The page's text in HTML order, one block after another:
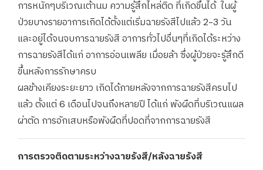
การหนักๆบริเวณเต้านม ความรู้สึกไหล่ติด ที่เกิดขึ้นได้ ในผู้
ป่วยบางรายอาการเกิดได้ตั้งแต่เริ่มฉายรังสีไปแล้ว 2-3 วัน
และอยู่ได้จนจบการฉายรังสี อาการทั่วไปอื่นๆที่เกิดได้ระหว่าง
การฉายรังสีได้แก่ อาการอ่อนเพลีย เมื่อยล้า ซึ่งผู้ป่วยจะรู้สึกดี
ขึ้นหลังการรักษาครบ
ผลข้างเคียงระยะยาว เกิดได้ภายหลังจากการฉายรังสีครบไป
แล้ว ตั้งแต่ 6 เดือนไปจนถึงหลายปี ได้แก่ พังผืดที่บริเวณแผล
ผ่าตัด การอักเสบหรือพังผืดที่ปอดที่จากการฉายรังสี
การตรวจติดตามระหว่างฉายรังสี/หลังฉายรังสี